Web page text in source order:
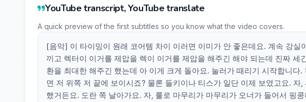
YouTube transcript, YouTube translate
A quick preview of the first subtitles so you know what the video covers.
[음악] 이 타이밍이 원래 코어템 차이 이러면 이미가 안 좋은데요. 계속 강실
끼고 렉터이 이거를 제압을 렉이 이거를 제압을 해주긴 해야 되는데 진짜 세
환을 최대한 해주긴 했는데 아 이게 크게 돌아요. 눌러가 때리기 시작합니다
면 저 위쪽 저 끝에 보이시죠? 물론 들키이나 티스가 일단 이제 보였고요.
했거든요. 도란 쪽 날아가요. 자, 룰로 마무리가 마무리가 오너가 들어서 핑